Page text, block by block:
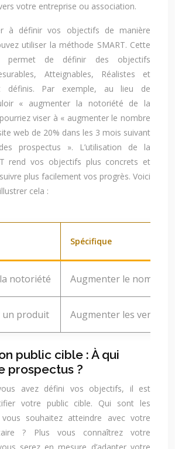
votre entreprise ou association.
à définir vos objectifs de manière
utiliser la méthode SMART. Cette
permet de définir des objectifs
Atteignables, Réalistes et
définis. Par exemple, au lieu de
« augmenter la notoriété de la
viser à « augmenter le nombre
web de 20% dans les 3 mois suivant
prospectus ». L’utilisation de la
rend vos objectifs plus concrets et
plus facilement vos progrès. Voici
cela :
Spécifique
notoriété Augmenter le nombre
un produit Augmenter les ventes
public cible : À qui
prospectus ?
avez défini vos objectifs, il est
votre public cible. Qui sont les
souhaitez atteindre avec votre
? Plus vous connaîtrez votre